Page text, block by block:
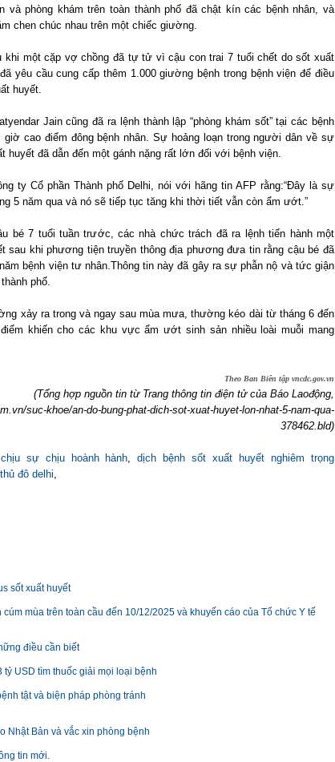
và phòng khám trên toàn thành phố đã chật kín các bệnh nhân, và
chen chúc nhau trên một chiếc giường.
khi một cặp vợ chồng đã tự tử vì cậu con trai 7 tuổi chết do sốt xuất
yêu cầu cung cấp thêm 1.000 giường bệnh trong bệnh viện để điều
huyết.
Jain cũng đã ra lệnh thành lập “phòng khám sốt” tại các bệnh
cao điểm đông bệnh nhân. Sự hoảng loạn trong người dân về sự
huyết đã dẫn đến một gánh nặng rất lớn đối với bệnh viện.
ty Cổ phần Thành phố Delhi, nói với hãng tin AFP rằng:“Đây là sự
5 năm qua và nó sẽ tiếp tục tăng khi thời tiết vẫn còn ẩm ướt.”
bé 7 tuổi tuần trước, các nhà chức trách đã ra lệnh tiến hành một
sau khi phương tiện truyền thông địa phương đưa tin rằng cậu bé đã
bệnh viện tư nhân.Thông tin này đã gây ra sự phẫn nộ và tức giận
phố.
xảy ra trong và ngay sau mùa mưa, thường kéo dài từ tháng 6 đến
khiến cho các khu vực ẩm ướt sinh sản nhiều loài muỗi mang
Theo Ban Biên tập vncdc.gov.vn
(Tổng hợp nguồn tin từ Trang thông tin điện tử của Báo Laođộng,
suc-khoe/an-do-bung-phat-dich-sot-xuat-huyet-lon-nhat-5-nam-qua-
378462.bld)
chịu sự chịu hoành hành ,dịch bệnh sốt xuất huyết nghiêm trọng
thủ đô delhi
sốt xuất huyết
mùa trên toàn cầu đến 10/12/2025 và khuyến cáo của Tổ chức Y tế
điều cần biết
tỷ USD tìm thuốc giải mọi loại bệnh
tật và biện pháp phòng tránh
Nhật Bản và vắc xin phòng bệnh
tin mới.